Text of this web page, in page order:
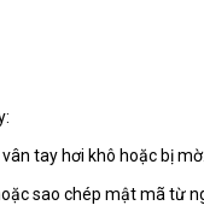
tay hơi khô hoặc bị mờ.
sao chép mật mã từ